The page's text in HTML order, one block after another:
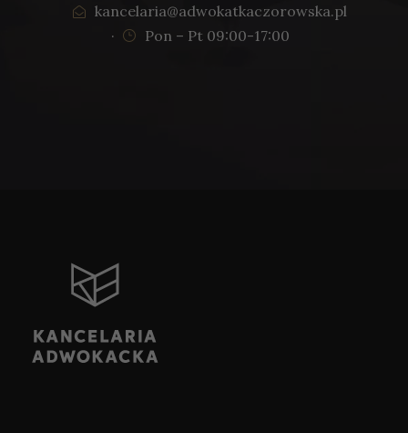
kancelaria@adwokatkaczorowska.pl
·
Pon – Pt 09:00-17:00